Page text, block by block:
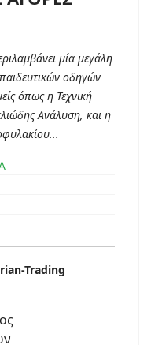
μία μεγάλη
οδηγών
όπως η Τεχνική
Ανάλυση, και η
Trading